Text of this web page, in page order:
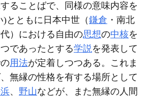
ることばで、同様の意味内容を
とともに日本中世（鎌倉 ・南北
代）における自由の思想の中核を
であったとする学説を発表して
用法が定着しつつある。これま
無縁の性格を有する場所として
、 野山などが、また無縁の人間